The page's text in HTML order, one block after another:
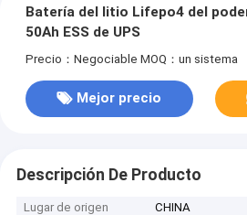
Batería del litio Lifepo4 del
50Ah ESS de UPS
Precio：Negociable MOQ：un sistema
Mejor precio
Descripción De Producto
Lugar de origen
CHINA